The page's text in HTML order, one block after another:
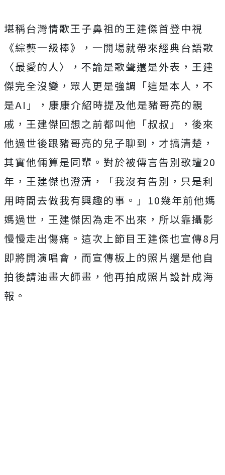
堪稱台灣情歌王子鼻祖的王建傑首登中視
《綜藝一級棒》， 一開場就帶來經典台語歌
〈最愛的人〉，不論是歌聲還是外表， 王建
傑完全沒變，眾人更是強調「這是本人，不
是AI 」， 康康介紹時提及他是豬哥亮的親
戚，王建傑回想之前都叫他「叔叔」
，後來
他過世後跟豬哥亮的兒子聊到，才搞清楚，
其實他倆算是同輩。對於被傳言告別歌壇20
年，王建傑也澄清，「我沒有告別，只是利
用時間去做我有興趣的事。」 10幾年前他媽
媽過世，王建傑因為走不出來，所以靠攝影
慢慢走出傷痛。 這次上節目王建傑也宣傳8月
即將開演唱會， 而宣傳板上的照片還是他自
拍後請油畫大師畫， 他再拍成照片設計成海
報。